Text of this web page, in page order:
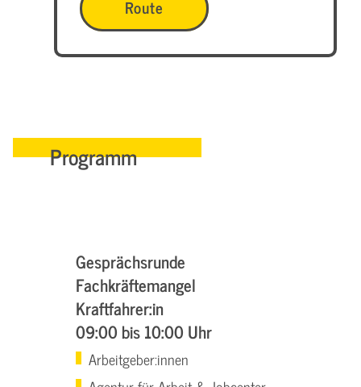
Route
Programm
Gesprächsrunde
Fachkräftemangel
Kraftfahrer:in
09:00 bis 10:00 Uhr
Arbeitgeber:innen